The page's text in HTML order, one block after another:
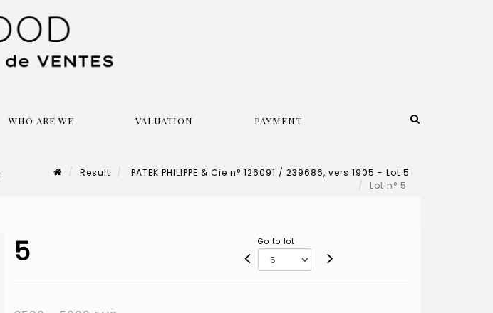
WHO ARE WE VALUATION PAYMENT
Result
PATEK PHILIPPE & Cie n° 126091 / 239686, vers 1905 - Lot 5
Lot n° 5
5 Go to lot